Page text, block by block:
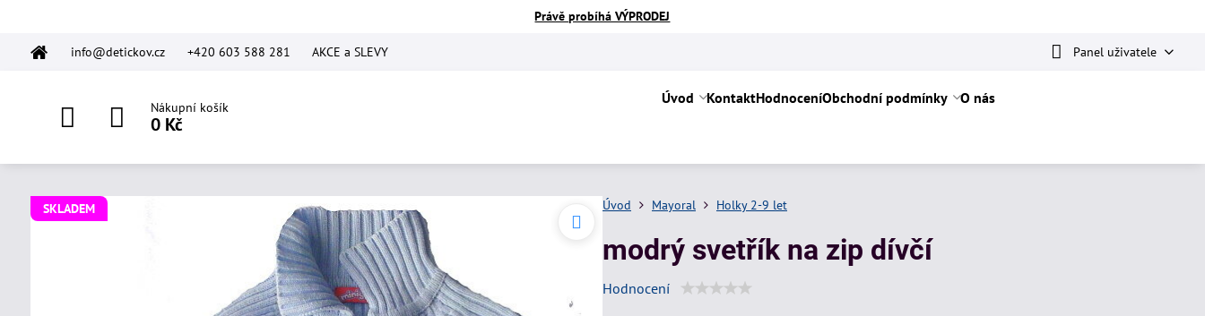
Právě probíhá VÝPRODEJ
info@detickov.cz +420 603 588 281 AKCE a SLEVY Panel uživatele
Nákupní košík
0 Kč
Úvod KontaktHodnoceníObchodní podmínky O nás
SKLADEM Úvod Mayoral Holky 2-9 let
modrý svetřík na zip dívčí
Hodnocení